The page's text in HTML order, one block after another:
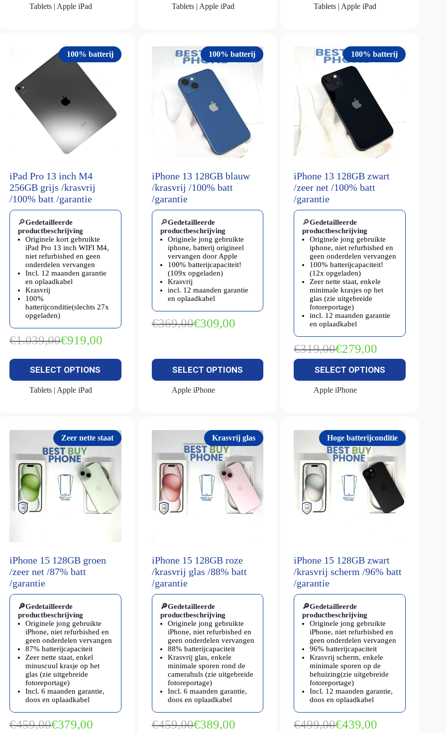
Tablets | Apple iPad Tablets | Apple iPad Tablets | Apple iPad
100% batterij
iPad Pro 13 inch M4
256GB grijs /krasvrij
/100% batt /garantie
🔎Gedetailleerde
productbeschrijving
Originele kort gebruikte
iPad Pro 13 inch WIFI M4,
niet refurbished en geen
onderdelen vervangen
Incl. 12 maanden garantie
en oplaadkabel
Krasvrij
100%
batterijconditie(slechts 27x
opgeladen)
€1.039,00Oorspronkelijke
€1.039,00.
€919,00
Huidige
€919,00.
SELECT OPTIONS
Tablets | Apple iPad
Nieuw 100% batterij
iPhone 13 128GB blauw
/krasvrij /100% batt
/garantie
🔎Gedetailleerde
productbeschrijving
Originele jong gebruikte
iphone, batterij origineel
vervangen door Apple
100% batterijcapaciteit!
(109x opgeladen)
Krasvrij
incl. 12 maanden garantie
en oplaadkabel
€369,00Oorspronkelijke
€309,00
Huidige
SELECT OPTIONS
Apple iPhone
100% batterij
iPhone 13 128GB zwart
/zeer net /100% batt
/garantie
🔎Gedetailleerde
productbeschrijving
Originele jong gebruikte
iphone, niet refurbished en
geen onderdelen vervangen
100% batterijcapaciteit!
(12x opgeladen)
Zeer nette staat, enkele
minimale krasjes op het
glas (zie uitgebreide
fotoreportage)
incl. 12 maanden garantie
en oplaadkabel
€319,00Oorspronkelijke
prijs
was:
€319,00.
€279,00
Huidige
prijs
is:
€279,00.
SELECT OPTIONS
Apple iPhone
Zeer nette staat
iPhone 15 128GB groen
/zeer net /87% batt
/garantie
🔎Gedetailleerde
productbeschrijving
Originele jong gebruikte
iPhone, niet refurbished en
geen onderdelen vervangen
87% batterijcapaciteit
Zeer nette staat, enkel
minuscuul krasje op het
glas (zie uitgebreide
fotoreportage)
Incl. 6 maanden garantie,
doos en oplaadkabel
€459,00Oorspronkelijke
€379,00
Huidige
Krasvrij glas
iPhone 15 128GB roze
/krasvrij glas /88% batt
/garantie
🔎Gedetailleerde
productbeschrijving
Originele jong gebruikte
iPhone, niet refurbished en
geen onderdelen vervangen
88% batterijcapaciteit
Krasvrij glas, enkele
minimale sporen rond de
camerahuls (zie uitgebreide
fotoreportage)
Incl. 6 maanden garantie,
doos en oplaadkabel
€459,00Oorspronkelijke
€389,00
Huidige
Hoge batterijconditie
iPhone 15 128GB zwart
/krasvrij scherm /96% batt
/garantie
🔎Gedetailleerde
productbeschrijving
Originele jong gebruikte
iPhone, niet refurbished en
geen onderdelen vervangen
96% batterijcapaciteit
Krasvrij scherm, enkele
minimale sporen op de
behuizing(zie uitgebreide
fotoreportage)
Incl. 12 maanden garantie,
doos en oplaadkabel
€499,00Oorspronkelijke
€439,00
Huidige